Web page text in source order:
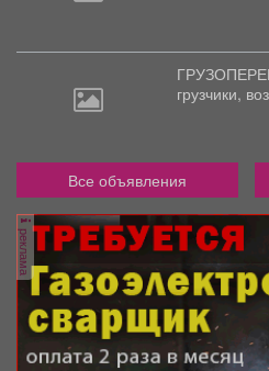
грузчики,
Все объявления
реклама